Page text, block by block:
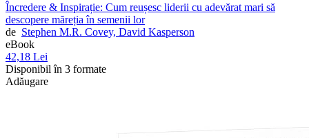
Încredere & Inspirație: Cum reușesc liderii cu adevărat mari să
descopere măreția în semenii lor
de Stephen M.R. Covey, David Kasperson
eBook
42,18 Lei
Disponibil în 3 formate
Adăugare